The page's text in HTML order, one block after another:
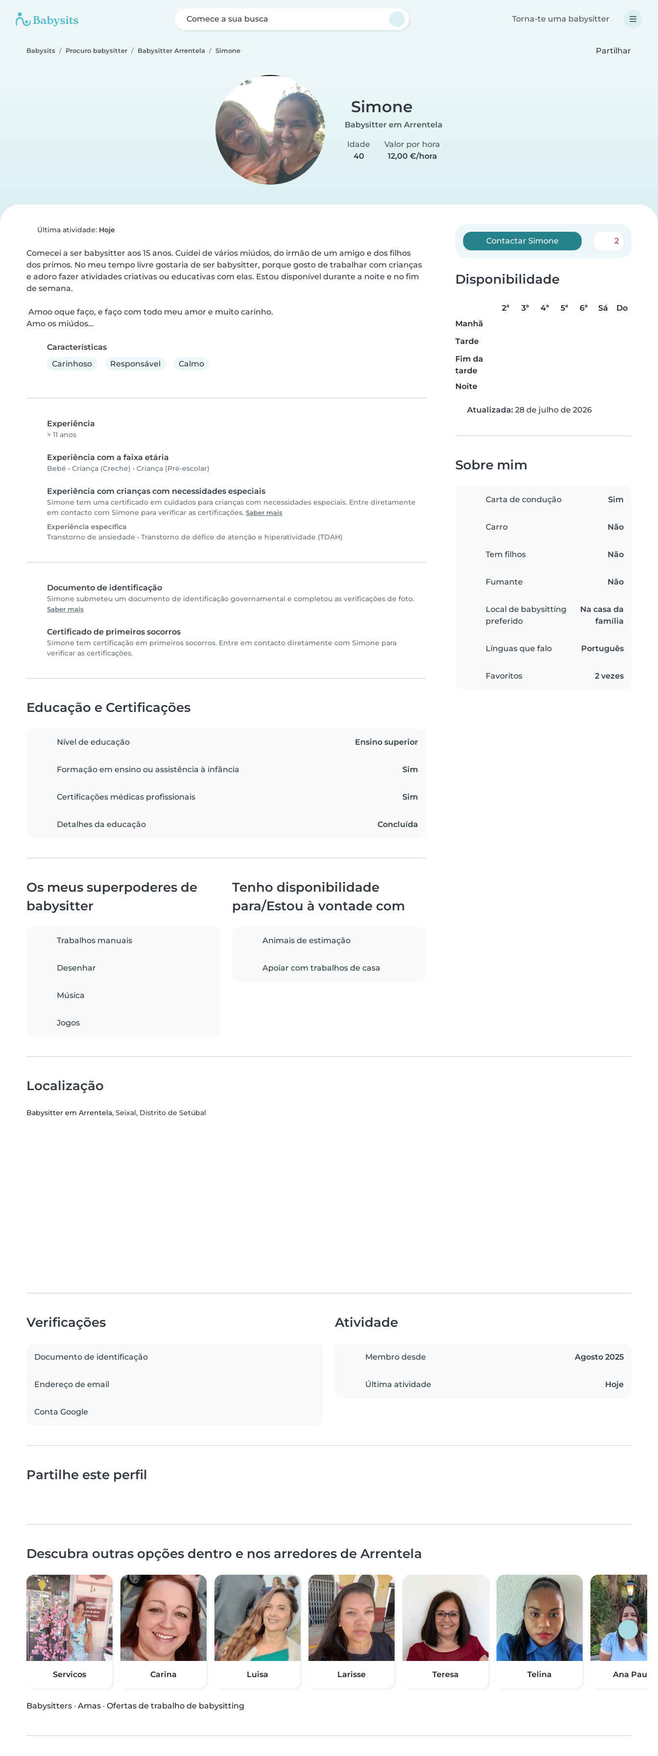
Comece a sua busca Torna-te uma babysitter
Babysits Procuro babysitter Babysitter Arrentela Simone Partilhar
Simone
Babysitter em Arrentela
Idade
40
Valor por hora
12,00 €/hora
Última atividade: Hoje
Comecei a ser babysitter aos 15 anos. Cuidei de vários miúdos, do irmão de um amigo e dos filhos
dos primos. No meu tempo livre gostaria de ser babysitter, porque gosto de trabalhar com crianças
e adoro fazer atividades criativas ou educativas com elas. Estou disponível durante a noite e no fim
de semana.
Amo os miúdos…
Características
Carinhoso
Responsável Calmo
Experiência
> 11 anos
Experiência com a faixa etária
Bebé • Criança (Creche) • Criança (Pré-escolar)
Experiência com crianças com necessidades especiais
Simone tem uma certificado em cuidados para crianças com necessidades especiais. Entre diretamente
em contacto com Simone para verificar as certificações. Saber mais
Experiência específica
Transtorno de ansiedade • Transtorno de défice de atenção e hiperatividade (TDAH)
Documento de identificação
Simone submeteu um documento de identificação governamental e completou as verificações de foto.
Saber mais
Certificado de primeiros socorros
Simone tem certificação em primeiros socorros. Entre em contacto diretamente com Simone para
verificar as certificações.
Contactar Simone 2
Disponibilidade
2ª 3ª 4ª 5ª 6ª Sá
Do
Manhã
Tarde
Fim da
tarde
Noite
Atualizada: 28 de julho de 2026
Sobre mim
Carta de condução Sim
Carro Não
Tem filhos Não
Fumante Não
Local de babysitting
preferido
Na casa da
família
Línguas que falo Português
Favoritos 2 vezes
Educação e Certificações
Nível de educação Ensino superior
Formação em ensino ou assistência à infância Sim
Certificações médicas profissionais Sim
Detalhes da educação Concluída
Os meus superpoderes de
babysitter
Trabalhos manuais
Desenhar
Música
Jogos
Tenho disponibilidade
para/Estou à vontade com
Animais de estimação
Apoiar com trabalhos de casa
Localização
Babysitter em Arrentela, Seixal, Distrito de Setúbal
Verificações
Documento de identificação
Endereço de email
Conta Google
Atividade
Membro desde Agosto 2025
Última atividade Hoje
Partilhe este perfil
Descubra outras opções dentro e nos arredores de Arrentela
Servicos Carina Luisa Larisse Teresa Telina Ana Paula
Babysitters · Amas · Ofertas de trabalho de babysitting